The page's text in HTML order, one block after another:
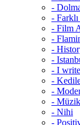
-
- Farklı
- Film
-
-
-
- I
-
-
-
- Nihi
-